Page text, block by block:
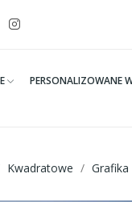
PERSONALIZOWANE
Kwadratowe